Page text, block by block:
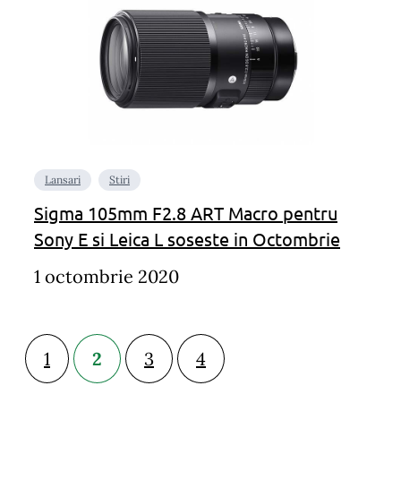
Lansari Stiri
Sigma 105mm F2.8 ART Macro pentru
Sony E si Leica L soseste in Octombrie
1 octombrie 2020
1 2 3 4